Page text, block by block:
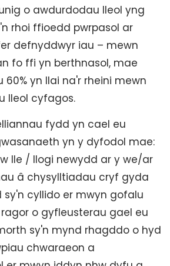
o awdurdodau lleol yng
rhoi ffioedd pwrpasol ar
defnyddwyr iau – mewn
fo ffi yn berthnasol, mae
60% yn llai na'r rheini mewn
lleol cyfagos.
fydd yn cael eu
yn y dyfodol mae:
lle / llogi newydd ar y we/ar
â chysylltiadau cryf gyda
sy'n cyllido er mwyn gofalu
o gyfleusterau gael eu
sy'n mynd rhagddo o hyd
chwaraeon a